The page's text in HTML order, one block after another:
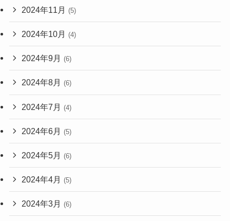
2024年11月 (5)
2024年10月 (4)
2024年9月 (6)
2024年8月 (6)
2024年7月 (4)
2024年6月 (5)
2024年5月 (6)
2024年4月 (5)
2024年3月 (6)